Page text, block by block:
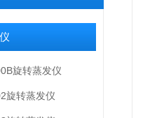
旋转蒸发仪
旋转蒸发仪